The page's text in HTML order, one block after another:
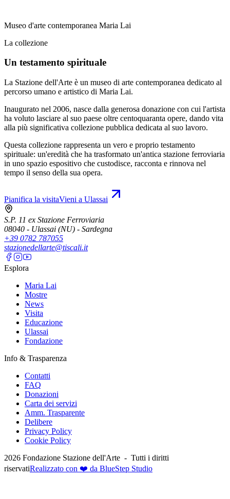
Museo d'arte contemporanea Maria Lai
La collezione
Un testamento spirituale
La Stazione dell'Arte è un museo di arte contemporanea dedicato al
percorso umano e artistico di Maria Lai.
Inaugurato nel 2006, nasce dalla generosa donazione con cui l'artista
ha voluto lasciare al suo paese oltre centoquaranta opere, dando vita
alla più significativa collezione pubblica dedicata al suo lavoro.
Questa collezione rappresenta un vero e proprio testamento
spirituale: un'eredità che ha trasformato un'antica stazione ferroviaria
in uno spazio espositivo che custodisce, racconta e rinnova nel
tempo il senso della sua opera.
Pianifica la visitaVieni a Ulassai
S.P. 11 ex Stazione Ferroviaria
08040 - Ulassai (NU) - Sardegna
+39 0782 787055
stazionedellarte@tiscali.it
Esplora
Maria Lai
Mostre
News
Visita
Educazione
Ulassai
Fondazione
Info & Trasparenza
Contatti
FAQ
Donazioni
Carta dei servizi
Amm. Trasparente
Delibere
Privacy Policy
Cookie Policy
2026 Fondazione Stazione dell'Arte - Tutti i diritti
riservatiRealizzato con ❤️ da BlueStep Studio